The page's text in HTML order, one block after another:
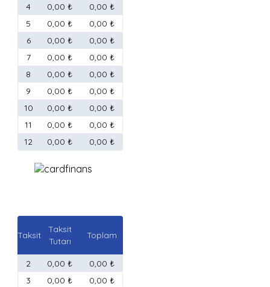
4
0,00 ₺
0,00 ₺
5
0,00 ₺
0,00 ₺
6
0,00 ₺
0,00 ₺
7
0,00 ₺
0,00 ₺
8
0,00 ₺
0,00 ₺
9
0,00 ₺
0,00 ₺
10
0,00 ₺
0,00 ₺
11
0,00 ₺
0,00 ₺
12
0,00 ₺ 0,00 ₺
Taksit
Taksit
Tutarı
Toplam
2 0,00 ₺
0,00 ₺
3
0,00 ₺
0,00 ₺